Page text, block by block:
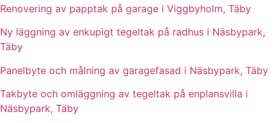
Renovering av papptak på garage i Viggbyholm, Täby
Ny läggning av enkupigt tegeltak på radhus i Näsbypark,
Täby
Panelbyte och målning av garagefasad i Näsbypark, Täby
Takbyte och omläggning av tegeltak på enplansvilla i
Näsbypark, Täby